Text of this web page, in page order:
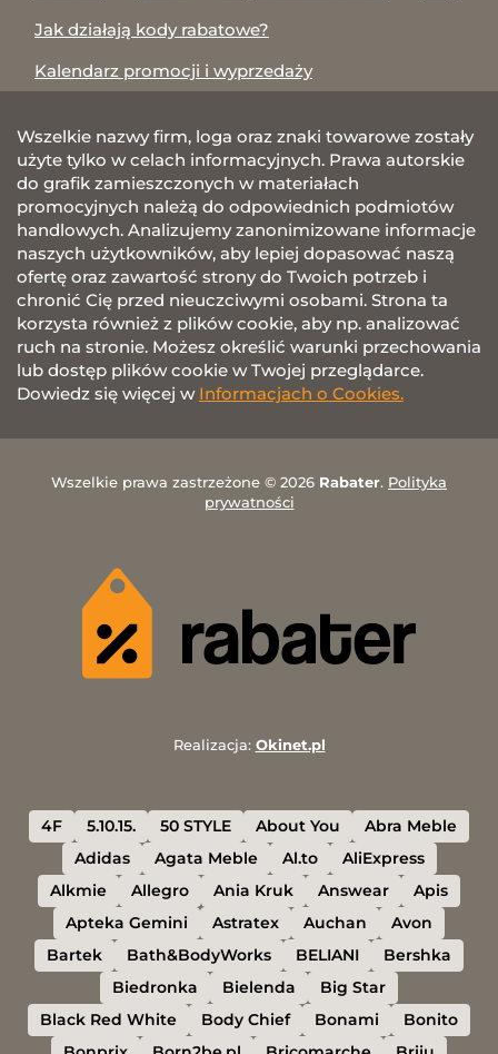
Jak działają kody rabatowe?
Kalendarz promocji i wyprzedaży
Wszelkie nazwy firm, loga oraz znaki towarowe zostały
użyte tylko w celach informacyjnych. Prawa autorskie
do grafik zamieszczonych w materiałach
promocyjnych należą do odpowiednich podmiotów
handlowych. Analizujemy zanonimizowane informacje
naszych użytkowników, aby lepiej dopasować naszą
ofertę oraz zawartość strony do Twoich potrzeb i
chronić Cię przed nieuczciwymi osobami. Strona ta
korzysta również z plików cookie, aby np. analizować
ruch na stronie. Możesz określić warunki przechowania
lub dostęp plików cookie w Twojej przeglądarce.
Dowiedz się więcej w Informacjach o Cookies.
Wszelkie prawa zastrzeżone © 2026 Rabater. Polityka
prywatności
Realizacja: Okinet.pl
4F 5.10.15. 50 STYLE About You
Abra Meble
Adidas
Agata Meble Al.to
AliExpress
Alkmie
Allegro Ania Kruk Answear
Apis
Apteka Gemini
Astratex Auchan
Avon
Bartek
Bath&BodyWorks BELIANI
Bershka
Biedronka
Bielenda
Big Star
Black Red White
Body Chief Bonami
Bonito